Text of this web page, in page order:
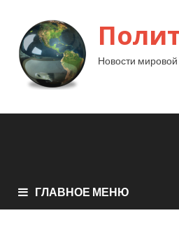
Новости мировой
ГЛАВНОЕ МЕНЮ